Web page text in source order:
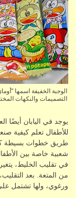
الوجبة الخفيفة اسمها
التصميمات والنكهات
يوجد في اليابان أيضًا
للأطفال تعلم كيفية
طريق خطوات بسيطة
شعبية خاصة بين
في تقليب الخليط،
من المتعة. بعد
ورغوي، ولها تشتمل